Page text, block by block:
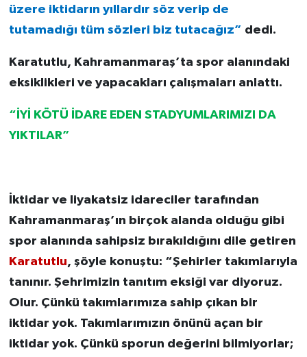
üzere iktidarın yıllardır söz verip de
tutamadığı tüm sözleri biz tutacağız” dedi.
Karatutlu, Kahramanmaraş’ta spor alanındaki
eksiklikleri ve yapacakları çalışmaları anlattı.
“İYİ KÖTÜ İDARE EDEN STADYUMLARIMIZI DA
YIKTILAR”
İktidar ve liyakatsiz idareciler tarafından
Kahramanmaraş’ın birçok alanda olduğu gibi
spor alanında sahipsiz bırakıldığını dile getiren
Karatutlu, şöyle konuştu: “Şehirler takımlarıyla
tanınır. Şehrimizin tanıtım eksiği var diyoruz.
Olur. Çünkü takımlarımıza sahip çıkan bir
iktidar yok. Takımlarımızın önünü açan bir
iktidar yok. Çünkü sporun değerini bilmiyorlar;